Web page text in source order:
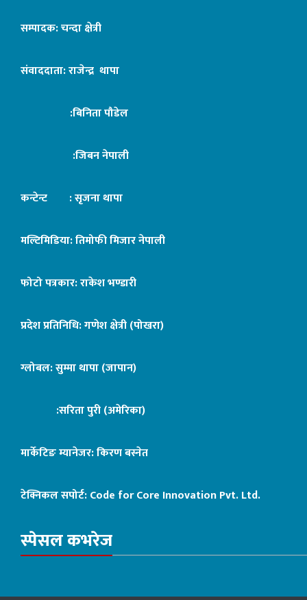
सम्पादक: चन्दा क्षेत्री
संवाददाता: राजेन्द्र थापा
:बिनिता पौडेल
:जिबन नेपाली
कन्टेन्ट : सृजना थापा
मल्टिमिडिया: तिमोफी मिजार नेपाली
फोटो पत्रकार: राकेश भण्डारी
प्रदेश प्रतिनिधि: गणेश क्षेत्री (पोखरा)
ग्लोबल: सुम्मा थापा (जापान)
:सरिता पुरी (अमेरिका)
मार्केटिङ म्यानेजर: किरण बस्नेत
टेक्निकल सपोर्ट:Code for Core Innovation Pvt. Ltd.
स्पेसल कभरेज